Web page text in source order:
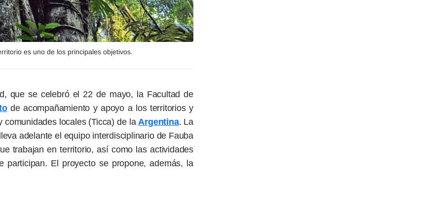
es uno de los principales objetivos.
que se celebró el 22 de mayo, la Facultad de
de acompañamiento y apoyo a los territorios y
comunidades locales (Ticca) de laArgentina. La
adelante el equipo interdisciplinario de Fauba
trabajan en territorio, así como las actividades
participan. El proyecto se propone, además, la